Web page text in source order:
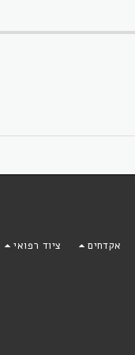
אקדחים ציוד רפואי